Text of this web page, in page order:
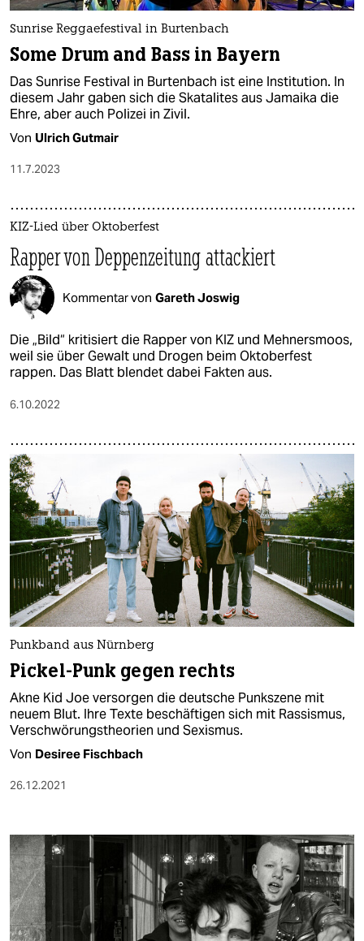
Sunrise Reggaefestival in Burtenbach
Some Drum and Bass in Bayern
Das Sunrise Festival in Burtenbach ist eine Institution. In
diesem Jahr gaben sich die Skatalites aus Jamaika die
Ehre, aber auch Polizei in Zivil.
Von Ulrich Gutmair
11.7.2023
KIZ-Lied über Oktoberfest
Rapper von Deppenzeitung attackiert
Kommentar von Gareth Joswig
Die „Bild“ kritisiert die Rapper von KIZ und Mehnersmoos,
weil sie über Gewalt und Drogen beim Oktoberfest
rappen. Das Blatt blendet dabei Fakten aus.
6.10.2022
Punkband aus Nürnberg
Pickel-Punk gegen rechts
Akne Kid Joe versorgen die deutsche Punkszene mit
neuem Blut. Ihre Texte beschäftigen sich mit Rassismus,
Verschwörungs­theorien und Sexismus.
Von Desiree Fischbach
26.12.2021